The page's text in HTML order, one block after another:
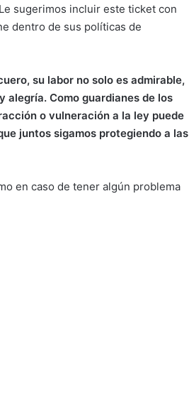
sugerimos incluir este ticket con
dentro de sus políticas de
su labor no solo es admirable,
alegría. Como guardianes de los
o vulneración a la ley puede
juntos sigamos protegiendo a las
en caso de tener algún problema